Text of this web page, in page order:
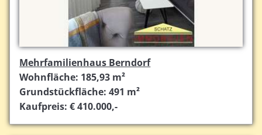
Mehrfamilienhaus Berndorf
Wohnfläche: 185,93 m²
Grundstückfläche: 491 m²
Kaufpreis: € 410.000,-